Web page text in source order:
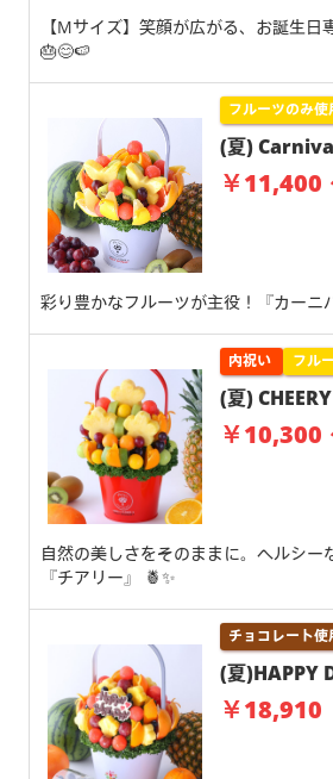
【Mサイズ】笑顔が広がる、お誕生日
🎂😊🍉
フルーツのみ使
(夏)
￥11,400
彩り豊かなフルーツが主役！『カーニ
内祝い フル
(夏)
￥10,300
自然の美しさをそのままに。ヘルシー
『チアリー』 🍍✨
チョコレート使
(夏)HAPPY
￥18,910